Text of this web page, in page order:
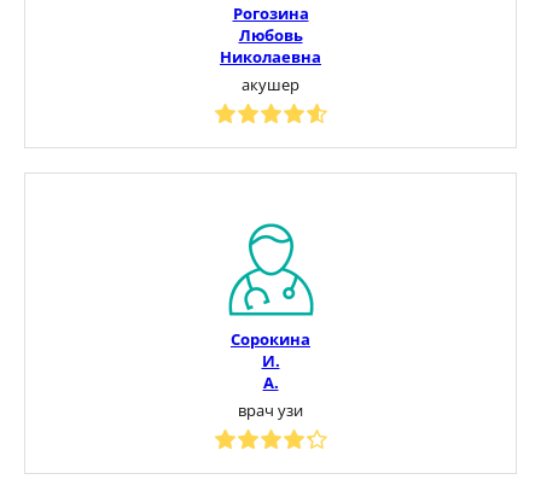
Рогозина
Любовь
Николаевна
акушер
Сорокина
И.
А.
врач узи